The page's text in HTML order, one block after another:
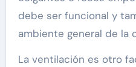
debe ser funcional y
ambiente general de la
La ventilación es otro